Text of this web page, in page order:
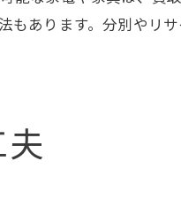
の注意点
するメリット
あります。分別やリ